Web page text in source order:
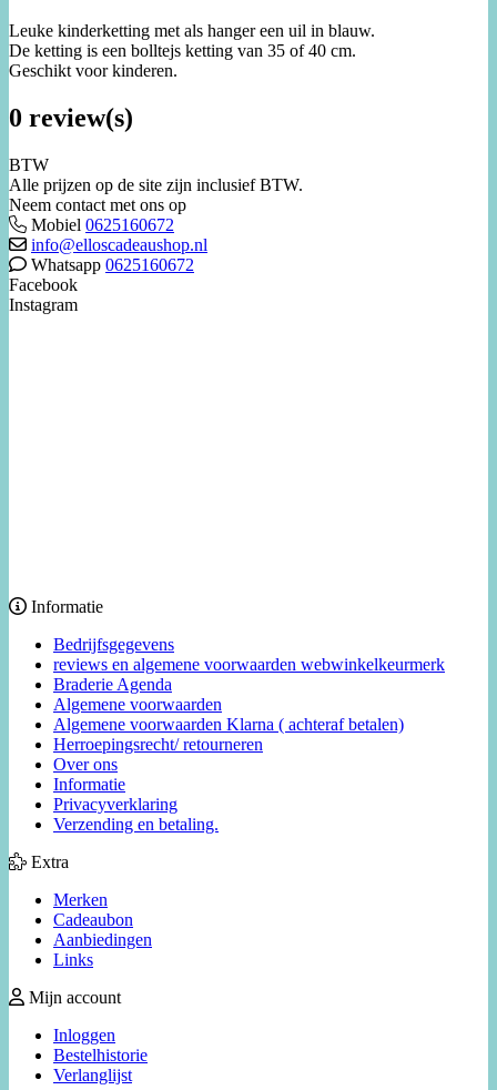
Leuke kinderketting met als hanger een uil in blauw.
De ketting is een bolltejs ketting van 35 of 40 cm.
Geschikt voor kinderen.
0 review(s)
BTW
Alle prijzen op de site zijn inclusief BTW.
Neem contact met ons op
Mobiel 0625160672
info@elloscadeaushop.nl
Whatsapp 0625160672
Facebook
Instagram
Informatie
Bedrijfsgegevens
reviews en algemene voorwaarden webwinkelkeurmerk
Braderie Agenda
Algemene voorwaarden
Algemene voorwaarden Klarna ( achteraf betalen)
Herroepingsrecht/ retourneren
Over ons
Informatie
Privacyverklaring
Verzending en betaling.
Extra
Merken
Cadeaubon
Aanbiedingen
Links
Mijn account
Inloggen
Bestelhistorie
Verlanglijst